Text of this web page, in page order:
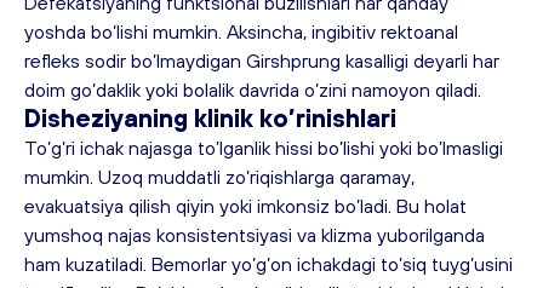
yoshda bo’lishi mumkin. Aksincha, ingibitiv rektoanal
refleks sodir bo’lmaydigan Girshprung kasalligi deyarli har
doim go’daklik yoki bolalik davrida o’zini namoyon qiladi.
Disheziyaning klinik ko’rinishlari
To’g’ri ichak najasga to’lganlik hissi bo’lishi yoki bo’lmasligi
mumkin. Uzoq muddatli zo’riqishlarga qaramay,
evakuatsiya qilish qiyin yoki imkonsiz bo’ladi. Bu holat
yumshoq najas konsistentsiyasi va klizma yuborilganda
ham kuzatiladi. Bemorlar yo’g’on ichakdagi to’siq tuyg’usini